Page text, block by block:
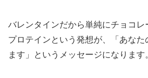
バレンタインだから単純にチョコレ
プロテインという発想が、「あなた
ます」というメッセージになります